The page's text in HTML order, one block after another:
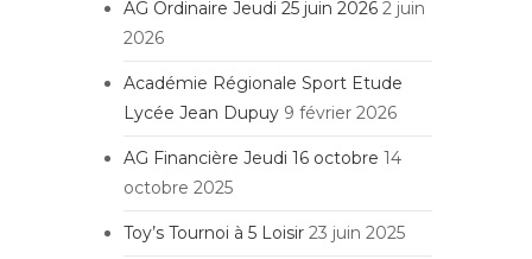
AG Ordinaire Jeudi 25 juin 2026 2 juin
2026
Académie Régionale Sport Etude
Lycée Jean Dupuy 9 février 2026
AG Financière Jeudi 16 octobre 14
octobre 2025
Toy’s Tournoi à 5 Loisir 23 juin 2025